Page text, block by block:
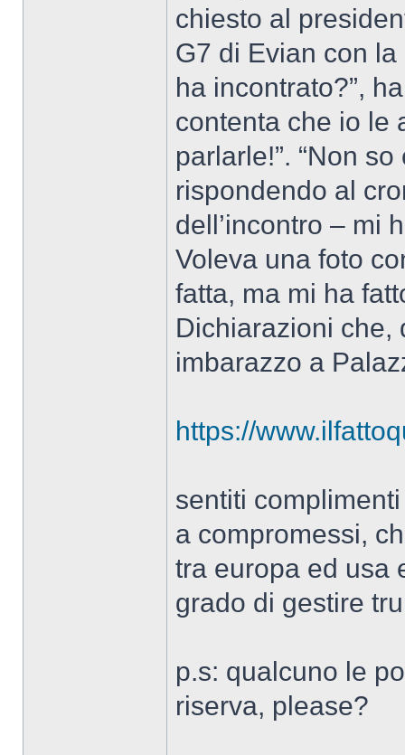
chiesto al
G7 di Evian con
ha incontrato?”,
contenta che io le
parlarle!”. “Non
rispondendo al
dell’incontro – mi
Voleva una foto
fatta, ma mi ha
Dichiarazioni che,
imbarazzo a
https://
sentiti
a compromessi,
tra europa ed usa
grado di gestire
p.s: qualcuno le
riserva, please?